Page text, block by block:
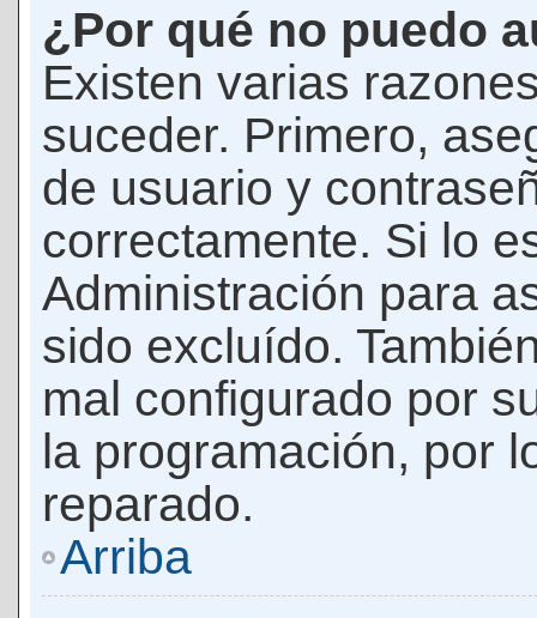
¿Por qué no puedo
Existen varias
suceder. Primero,
de usuario y
correctamente. Si lo
Administración para
sido excluído.
mal configurado por
la programación, por
reparado.
Arriba